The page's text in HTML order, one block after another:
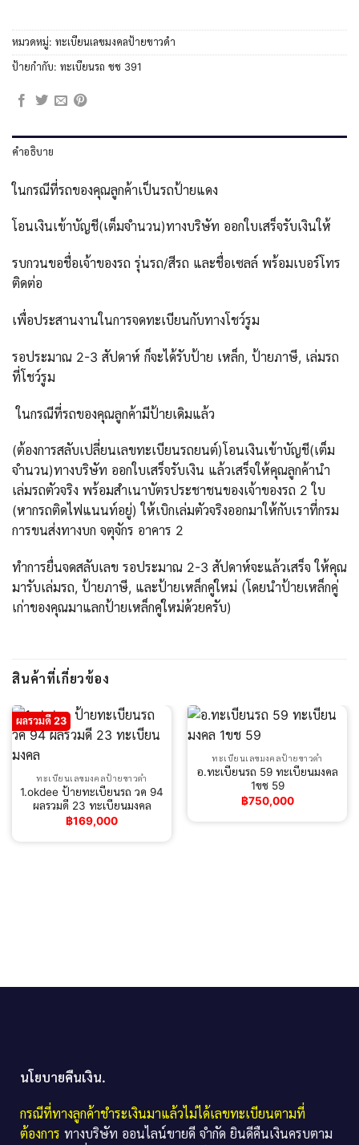
หมวดหมู่: ทะเบียนเลขมงคลป้ายขาวดำ
ป้ายกำกับ: ทะเบียนรถ ชช 391
คำอธิบาย
ในกรณีที่รถของคุณลูกค้าเป็นรถป้ายแดง
โอนเงินเข้าบัญชี(เต็มจำนวน)ทางบริษัท ออกใบเสร็จรับเงินให้
รบกวนขอชื่อเจ้าของรถ รุ่นรถ/สีรถ และชื่อเซลล์ พร้อมเบอร์โทร
ติดต่อ
เพื่อประสานงานในการจดทะเบียนกับทางโชว์รูม
รอประมาณ 2-3 สัปดาห์ ก็จะได้รับป้าย เหล็ก, ป้ายภาษี, เล่มรถ
ที่โชว์รูม
ในกรณีที่รถของคุณลูกค้ามีป้ายเดิมแล้ว
(ต้องการสลับเปลี่ยนเลขทะเบียนรถยนต์)โอนเงินเข้าบัญชี(เต็ม
จำนวน)ทางบริษัท ออกใบเสร็จรับเงิน แล้วเสร็จให้คุณลูกค้านำ
เล่มรถตัวจริง พร้อมสำเนาบัตรประชาชนของเจ้าของรถ 2 ใบ
(หากรถติดไฟแนนท์อยู่) ให้เบิกเล่มตัวจริงออกมาให้กับเราที่กรม
การขนส่งทางบก จตุจักร อาคาร 2
ทำการยื่นจดสลับเลข รอประมาณ 2-3 สัปดาห์จะแล้วเสร็จ ให้คุณ
มารับเล่มรถ, ป้ายภาษี, และป้ายเหล็กคู่ใหม่ (โดยนำป้ายเหล็กคู่
เก่าของคุณมาแลกป้ายเหล็กคู่ใหม่ด้วยครับ)
สินค้าที่เกี่ยวข้อง
ผลรวมดี 23
ทะเบียนเลขมงคลป้ายขาวดำ
1.okdee ป้ายทะเบียนรถ วค 94
ผลรวมดี 23 ทะเบียนมงคล
฿169,000
ทะเบียนเลขมงคลป้ายขาวดำ
อ.ทะเบียนรถ 59 ทะเบียนมงคล
1ขช 59
฿750,000
นโยบายคืนเงิน.
กรณีที่ทางลูกค้าชำระเงินมาแล้วไม่ได้เลขทะเบียนตามที่
ต้องการ ทางบริษัท ออนไลน์ขายดี จำกัด ยินดีคืนเงินครบตาม